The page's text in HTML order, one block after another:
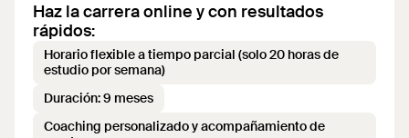
Haz la carrera online y con resultados
rápidos:
Horario flexible a tiempo parcial (solo 20 horas de
estudio por semana)
Duración: 9 meses
Coaching personalizado y acompañamiento de